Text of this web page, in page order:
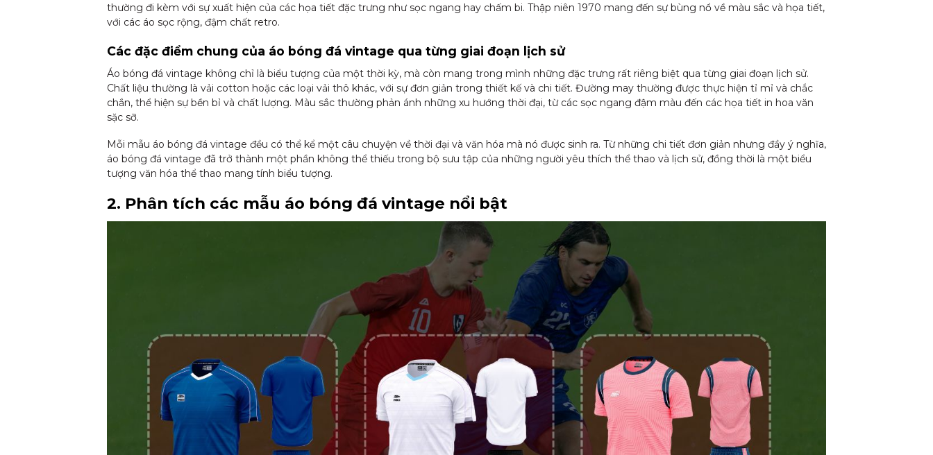
thường đi kèm với sự xuất hiện của các họa tiết đặc trưng như sọc ngang hay chấm bi. Thập niên 1970 mang đến sự bùng nổ về màu sắc và họa tiết,
với các áo sọc rộng, đậm chất retro.
Các đặc điểm chung của áo bóng đá vintage qua từng giai đoạn lịch sử
Áo bóng đá vintage không chỉ là biểu tượng của một thời kỳ, mà còn mang trong mình những đặc trưng rất riêng biệt qua từng giai đoạn lịch sử.
Chất liệu thường là vải cotton hoặc các loại vải thô khác, với sự đơn giản trong thiết kế và chi tiết. Đường may thường được thực hiện tỉ mỉ và chắc
chắn, thể hiện sự bền bỉ và chất lượng. Màu sắc thường phản ánh những xu hướng thời đại, từ các sọc ngang đậm màu đến các họa tiết in hoa văn
sặc sỡ.
Mỗi mẫu áo bóng đá vintage đều có thể kể một câu chuyện về thời đại và văn hóa mà nó được sinh ra. Từ những chi tiết đơn giản nhưng đầy ý nghĩa,
áo bóng đá vintage đã trở thành một phần không thể thiếu trong bộ sưu tập của những người yêu thích thể thao và lịch sử, đồng thời là một biểu
tượng văn hóa thể thao mang tính biểu tượng.
2. Phân tích các mẫu áo bóng đá vintage nổi bật